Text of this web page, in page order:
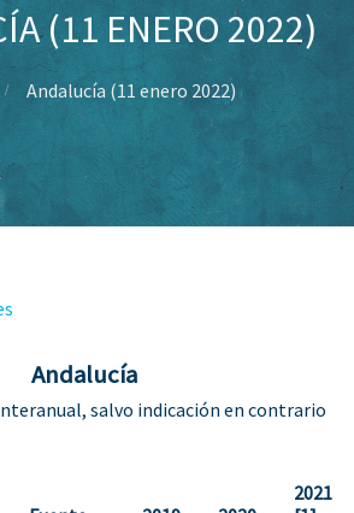
(11 ENERO 2022)
Andalucía (11 enero 2022)
Andalucía
salvo indicación en contrario
2021